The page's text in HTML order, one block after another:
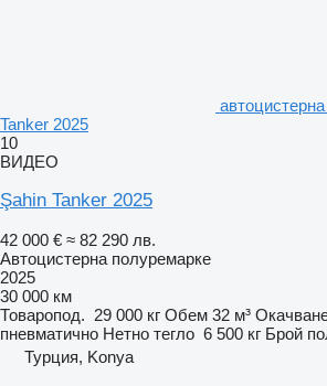
Tanker 2025
10
ВИДЕО
Şahin Tanker 2025
42 000 € ≈ 82 290 лв.
Автоцистерна полуремарке
2025
30 000 км
Товаропод. 29 000 кг Обем 32 м³
пневматично Нетно тегло 6 500 кг Брой
Турция, Konya